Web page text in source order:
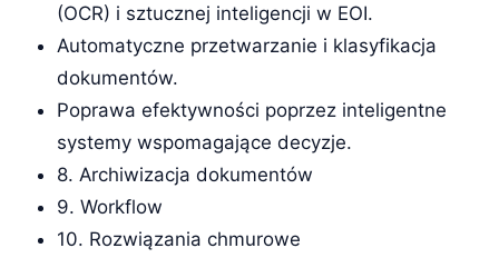
(OCR) i sztucznej inteligencji w EOI.
Automatyczne przetwarzanie i klasyfikacja
dokumentów.
Poprawa efektywności poprzez inteligentne
systemy wspomagające decyzje.
8. Archiwizacja dokumentów
9. Workflow
10. Rozwiązania chmurowe